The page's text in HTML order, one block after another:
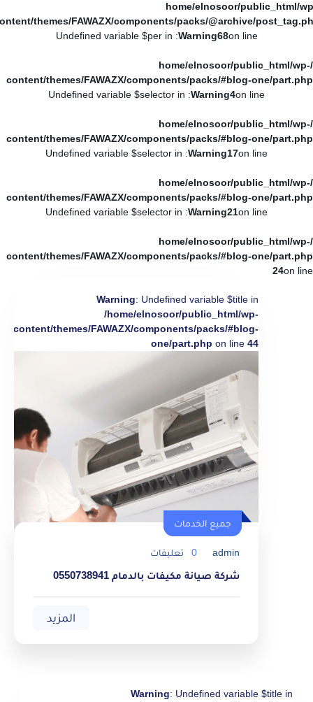
/home/elnosoor/public_html/
themes/FAWAZX/components/packs/@archive/
on line
68
Warning
: Undefined variable $per in
/home/elnosoor/public_html/wp-
content/themes/FAWAZX/components/packs/#blog-one/part.php
on line
4
Warning
: Undefined variable $selector in
/home/elnosoor/public_html/wp-
content/themes/FAWAZX/components/packs/#blog-one/part.php
on line
17
Warning
: Undefined variable $selector in
/home/elnosoor/public_html/wp-
content/themes/FAWAZX/components/packs/#blog-one/part.php
on line
21
Warning
: Undefined variable $selector in
/home/elnosoor/public_html/wp-
content/themes/FAWAZX/components/packs/#blog-one/part.php
on line
24
Warning: Undefined variable $title in
/home/elnosoor/public_html/wp-
content/themes/FAWAZX/components/packs/#blog-
one/part.php on line 44
جميع الخدمات
admin
0 تعليقات
شركة صيانة مكيفات بالدمام 0550738941
المزيد
Warning: Undefined variable $title in